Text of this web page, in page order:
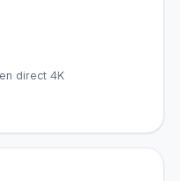
direct 4K